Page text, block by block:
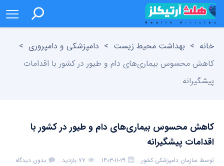
خانه > بهداشت محیط زیست > دامپزشکی و دامپروری >
کاهش محسوس بیماری‌های دام و طیور در کشور با اقدامات
پیشگیرانه
کاهش محسوس بیماری‌های دام و طیور در کشور با
اقدامات پیشگیرانه
توسط سازمان دامپزشکی کشور ۱۴۰۳-۱۱-۲۹ ۷۷ بازدید بدون دیدگاه